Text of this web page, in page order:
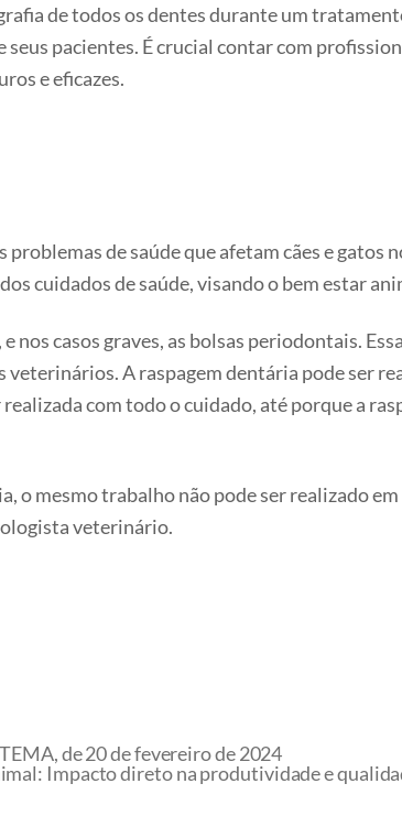
de todos os dentes durante um
seus pacientes. É crucial contar com
e eficazes.
de saúde que afetam cães e gatos
cuidados de saúde, visando o bem estar
casos graves, as bolsas periodontais.
veterinários. A raspagem dentária pode ser
com todo o cuidado, até porque a
mesmo trabalho não pode ser realizado em
veterinário.
de 20 de fevereiro de 2024
Impacto direto na produtividade e